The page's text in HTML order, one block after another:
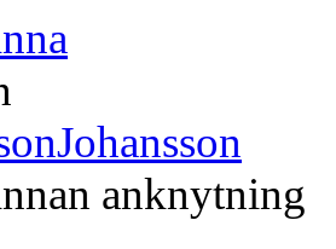
Johansson
anknytning